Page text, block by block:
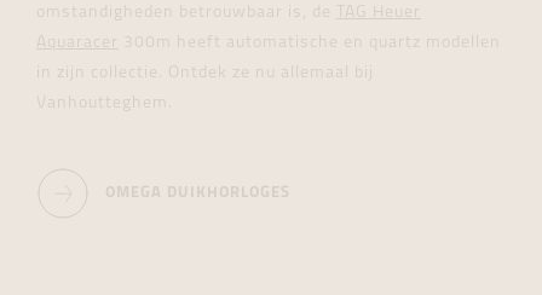
omstandigheden betrouwbaar is, de
TAG Heuer
Aquaracer
300m heeft automatische en quartz modellen
in zijn collectie. Ontdek ze nu allemaal bij
Vanhoutteghem.
OMEGA DUIKHORLOGES